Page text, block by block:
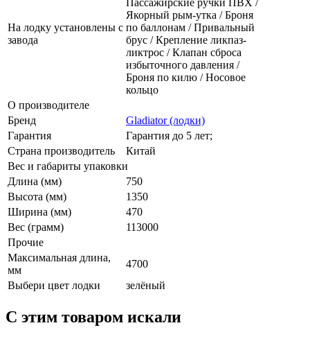
На лодку установлены с
завода
Якорный рым-утка / Броня
по баллонам / Привальный
брус / Крепление ликпаз-
ликтрос / Клапан сброса
избыточного давления /
Броня по килю / Носовое
кольцо
О производителе
Бренд
Gladiator (лодки)
Гарантия
Гарантия до 5 лет;
Страна производитель
Китай
Вес и габариты упаковки
Длина (мм)
750
Высота (мм)
1350
Ширина (мм)
470
Вес (грамм)
113000
Прочие
Максимальная длина,
мм
4700
Выбери цвет лодки
зелёный
C этим товаром искали